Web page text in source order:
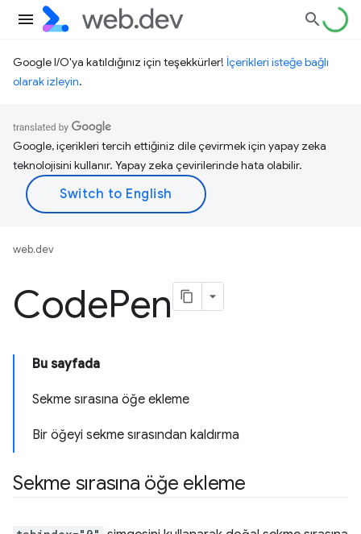
Google I/O'ya katıldığınız için teşekkürler! İçerikleri isteğe bağlı
olarak izleyin.
Google, içerikleri tercih ettiğiniz dile çevirmek için yapay zeka
teknolojisini kullanır. Yapay zeka çevirilerinde hata olabilir.
web.dev
CodePen
Bu sayfada
Sekme sırasına öğe ekleme
Bir öğeyi sekme sırasından kaldırma
Sekme sırasına öğe ekleme